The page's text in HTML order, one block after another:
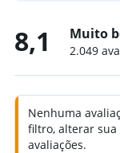
8,1 Muito
2.049
Nenhuma
filtro, alterar
avaliações.